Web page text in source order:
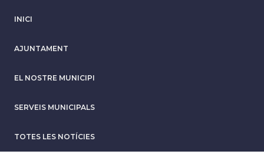
INICI
AJUNTAMENT
EL NOSTRE MUNICIPI
SERVEIS MUNICIPALS
TOTES LES NOTÍCIES